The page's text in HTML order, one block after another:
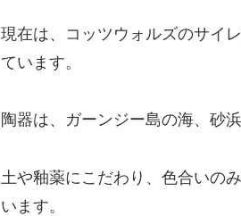
現在は、コッツウォルズのサイ
ています。
陶器は、ガーンジー島の海、砂
土や釉薬にこだわり、色合いの
います。